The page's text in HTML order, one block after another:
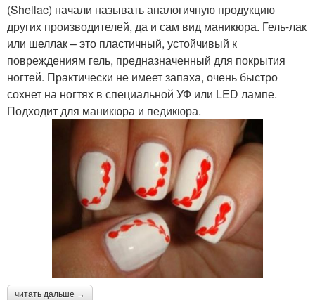
(Shellac) начали называть аналогичную продукцию
других производителей, да и сам вид маникюра. Гель-лак
или шеллак – это пластичный, устойчивый к
повреждениям гель, предназначенный для покрытия
ногтей. Практически не имеет запаха, очень быстро
сохнет на ногтях в специальной УФ или LED лампе.
Подходит для маникюра и педикюра.
читать дальше →